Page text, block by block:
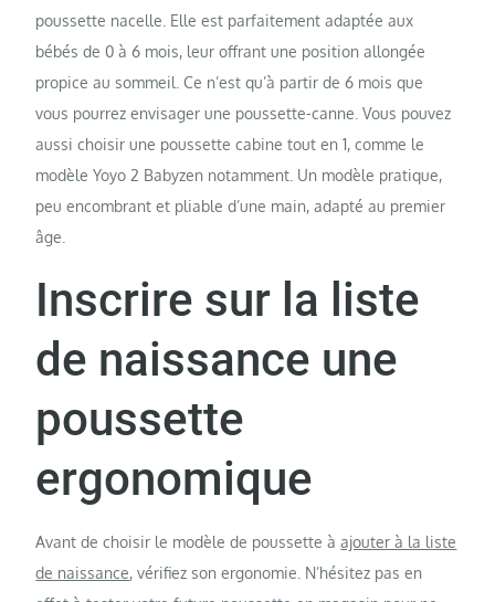
poussette nacelle. Elle est parfaitement adaptée aux
bébés de 0 à 6 mois, leur offrant une position allongée
propice au sommeil. Ce n’est qu’à partir de 6 mois que
vous pourrez envisager une poussette-canne. Vous pouvez
aussi choisir une poussette cabine tout en 1, comme le
modèle Yoyo 2 Babyzen notamment. Un modèle pratique,
peu encombrant et pliable d’une main, adapté au premier
âge.
Inscrire sur la liste
de naissance une
poussette
ergonomique
Avant de choisir le modèle de poussette àajouter à la liste
de naissance, vérifiez son ergonomie. N’hésitez pas en